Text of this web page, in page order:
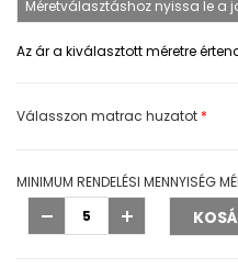
Az ár a kiválasztott méretre
Válasszon matrac huzatot *
MINIMUM RENDELÉSI MENNYISÉG